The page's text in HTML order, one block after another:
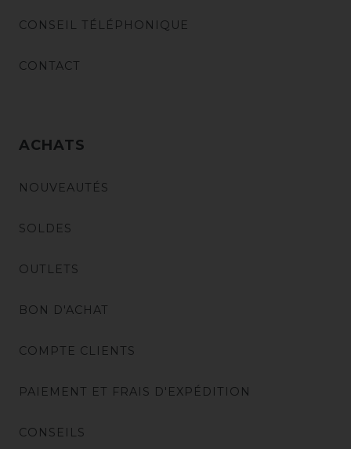
CONSEIL TÉLÉPHONIQUE
CONTACT
ACHATS
NOUVEAUTÉS
SOLDES
OUTLETS
BON D'ACHAT
COMPTE CLIENTS
PAIEMENT ET FRAIS D'EXPÉDITION
CONSEILS